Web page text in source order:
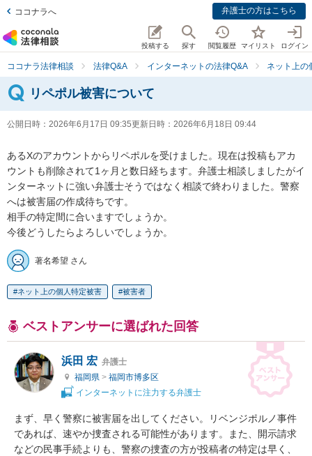
ココナラへ 弁護士の方はこちら
投稿する 探す 閲覧履歴 マイリスト ログイン
ココナラ法律相談 法律Q&A インターネットの法律Q&A ネット上の
リペポル被害について
公開日時： 2026年6月17日 09:35更新日時： 2026年6月18日 09:44
あるXのアカウントからリペポルを受けました。現在は投稿もアカ
ウントも削除されて1ヶ月と数日経ちます。弁護士相談しましたがイ
ンターネットに強い弁護士そうではなく相談で終わりました。警察
へは被害届の作成待ちです。
相手の特定間に合いますでしょうか。
今後どうしたらよろしいでしょうか。
著名希望 さん
ネット上の個人特定被害 被害者
ベストアンサーに選ばれた回答
浜田 宏 弁護士
福岡県 > 福岡市博多区
インターネットに注力する弁護士
まず、早く警察に被害届を出してください。リベンジポルノ事件
であれば、速やか捜査される可能性があります。また、開示請求
などの民事手続よりも、警察の捜査の方が投稿者の特定は早く、